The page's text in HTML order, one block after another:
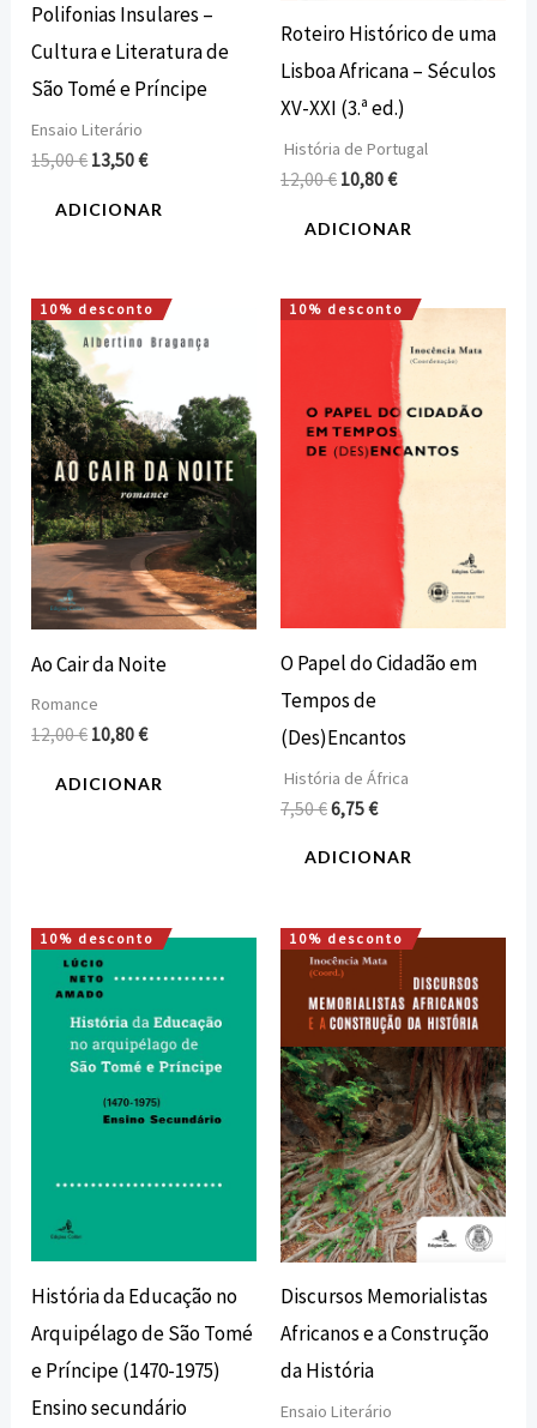
Polifonias Insulares –
Cultura e Literatura de
São Tomé e Príncipe
Ensaio Literário
15,00€ 13,50€
ADICIONAR
Roteiro Histórico de uma
Lisboa Africana – Séculos
XV-XXI (3.ª ed.)
História de Portugal
12,00€ 10,80€
ADICIONAR
10% desconto
Ao Cair da Noite
Romance
12,00€
O
preço
original
era:
12,00 €.
10,80€
O
preço
10,80 €.
ADICIONAR
10% desconto
O Papel do Cidadão em
Tempos de
(Des)Encantos
História de África
7,50€
O
7,50 €.
6,75€
O
preço
atual
6,75 €.
ADICIONAR
10% desconto
História da Educação no
Arquipélago de São Tomé
e Príncipe (1470-1975)
Ensino secundário
O
preço
original
era:
18,00 €.
O
preço
é:
16,20 €.
10% desconto
Discursos Memorialistas
Africanos e a Construção
da História
Ensaio Literário
O
preço
original
era:
16,00 €.
O
preço
atual
é: